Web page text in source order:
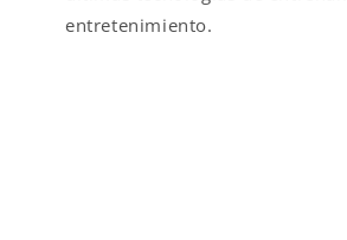
entretenimiento.